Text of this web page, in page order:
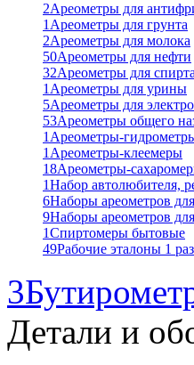
2Ареометры для
1 Ареометры для грунта
2Ареометры для молока
50Ареометры для нефти
32Ареометры для спирта
1 Ареометры для урины
5Ареометры для
53Ареометры общего
1 Ареометры-
1 Ареометры-клеемеры
18Ареометры-
1Набор автолюбителя,
6Наборы ареометров
9Наборы ареометров
1Спиртомеры бытовые
49Рабочие эталоны 1
3
Детали и